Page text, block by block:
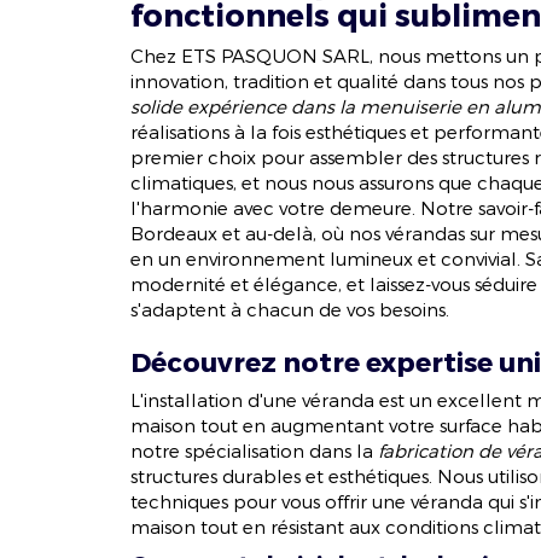
fonctionnels qui
Chez ETS PASQUON SARL, nous mettons
innovation, tradition et qualité dans tous nos
solide expérience dans la menuiserie en
réalisations à la fois esthétiques et
premier choix pour assembler des structures
climatiques, et nous nous assurons que
l'harmonie avec votre demeure. Notre
Bordeaux et au-delà, où nos vérandas sur
en un environnement lumineux et convivial.
modernité et élégance, et laissez-vous
s'adaptent à chacun de vos besoins.
Découvrez notre expertise
L'installation d'une véranda est un excellent
maison tout en augmentant votre surface
notre spécialisation dans la fabrication de
structures durables et esthétiques. Nous
techniques pour vous offrir une véranda qui
maison tout en résistant aux conditions